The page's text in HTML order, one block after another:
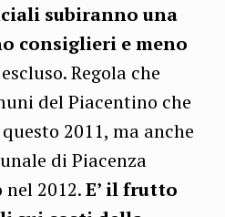
subiranno una
consiglieri e meno
Regola che
del Piacentino che
2011, ma anche
di Piacenza
2012.E’ il frutto